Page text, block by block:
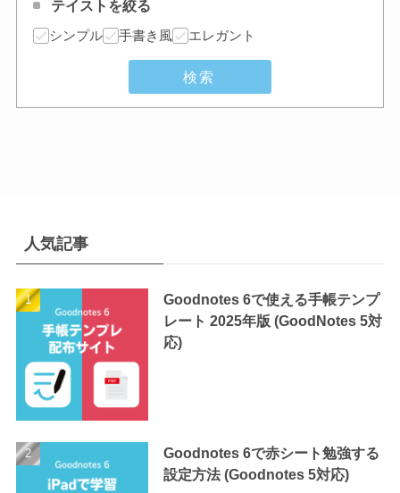
テイストを絞る
シンプル 手書き風 エレガント
検索
人気記事
Goodnotes 6で使える手帳テンプ
レート 2025年版 (GoodNotes 5対
応)
Goodnotes 6で赤シート勉強する
設定方法 (Goodnotes 5対応)